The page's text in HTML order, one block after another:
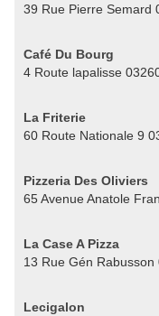
39 Rue Pierre Semard
Café Du Bourg
4 Route lapalisse
La Friterie
60 Route Nationale 9
Pizzeria Des Oliviers
65 Avenue Anatole
La Case A Pizza
13 Rue Gén
Lecigalon